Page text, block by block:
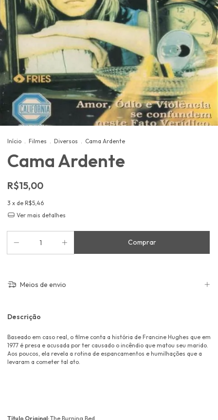
Início Filmes Diversos Cama Ardente
Cama Ardente
R$15,00
3 x de R$5,46
Ver mais detalhes
Meios de envio
Descrição
Baseado em caso real, o filme conta a história de Francine Hughes que em
1977 é presa e acusada por ter causado o incêndio que matou seu marido.
Aos poucos, ela revela a rotina de espancamentos e humilhações que a
levaram a cometer tal ato.
Título Original:The Burning Bed